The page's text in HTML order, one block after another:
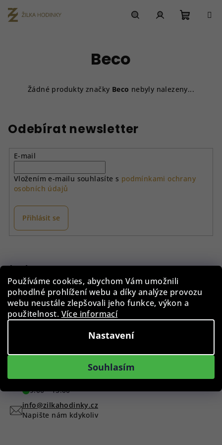
Používáme cookies, abychom Vám umožnili
pohodlné prohlížení webu a díky analýze provozu
webu neustále zlepšovali jeho funkce, výkon a
použitelnost. Více informací
Nastavení
Souhlasím
na
obsah
Beco
Žádné produkty značky Beco nebyly nalezeny...
Odebírat newsletter
E-mail
Vložením e-mailu souhlasíte s podmínkami ochrany
osobních údajů
Přihlásit se
p
a
Instagram
Sledovat na Instagramu
+420 775 955 998
9:00 - 15:00
info@zilkahodinky.cz
Napište nám kdykoliv